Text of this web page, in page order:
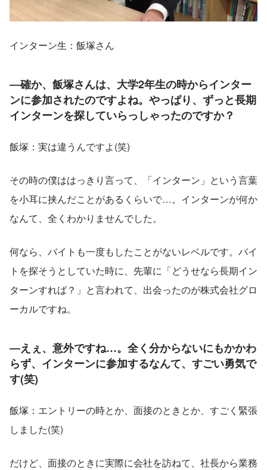
インターン生：飯塚さん
―確か、飯塚さんは、大学2年生の時からインター
ンに参加されたのですよね。やっぱり、ずっと長期
インターンを探していらっしゃったのですか？
飯塚：実は違うんですよ(笑)
その時の僕ははっきり言って、「インターン」という言葉
を小耳に挟んだことがあるくらいで…。インターンが何か
なんて、全くわかりませんでした。
何なら、バイトも一度もしたことがないレベルです。バイ
トを探そうとしていた時に、先輩に「どうせなら長期イン
ターンすれば？」と言われて、出会ったのが株式会社グロ
ーカルですね。
―えぇ、意外ですね…。全く分からないにもかかわ
らず、インターンに参加するなんて、すごい勇気で
す(笑)
飯塚：エントリーの時とか、面接のときとか、すごく緊張
しました(笑)
だけど、面接のときに実際に会社を訪ねて、社長から業務